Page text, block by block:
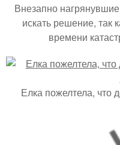
Внезапно
искать решение, так
времени
Елка пожелтела, что